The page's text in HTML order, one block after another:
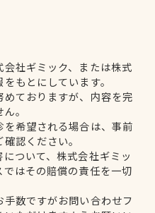
社ギミック、または株式
もとにしています。
ておりますが、内容を完
。
希望される場合は、事前
認ください。
ついて、株式会社ギミッ
はその賠償の責任を一切
数ですがお問い合わせフ